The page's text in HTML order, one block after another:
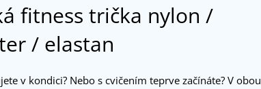
fitness trička nylon /
/ elastan
v kondici? Nebo s cvičením teprve začínáte? V obou